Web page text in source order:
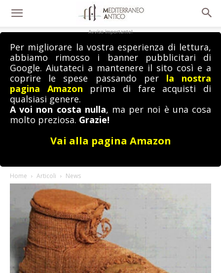
Avviso importante!
Per migliorare la vostra esperienza di lettura,
abbiamo rimosso i banner pubblicitari di
Google. Aiutateci a mantenere il sito così e a
coprire le spese passando per la nostra
pagina Amazon prima di fare acquisti di
qualsiasi genere.
A voi non costa nulla, ma per noi è una cosa
molto preziosa. Grazie!
Vai alla pagina Amazon
Home Articoli News